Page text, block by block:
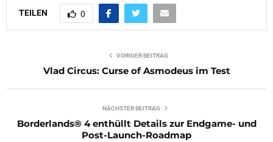
TEILEN 0
VORIGER BEITRAG
Vlad Circus: Curse of Asmodeus im Test
NÄCHSTER BEITRAG
Borderlands® 4 enthüllt Details zur Endgame- und
Post-Launch-Roadmap